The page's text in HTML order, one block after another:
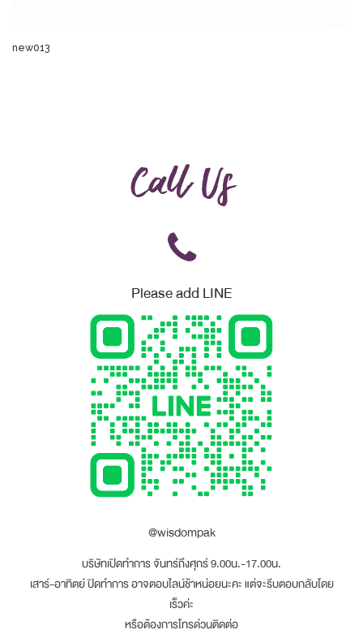
new013
Call Us
Please add LINE
@wisdompak
บริษัทเปิดทำการ จันทร์ถึงศุกร์ 9.00น.-17.00น.
เสาร์-อาทิตย์ ปิดทำการ อาจตอบไลน์ช้าหน่อยนะคะ แต่จะรีบตอบกลับโดย
เร็วค่ะ
หรือต้องการโทรด่วนติดต่อ